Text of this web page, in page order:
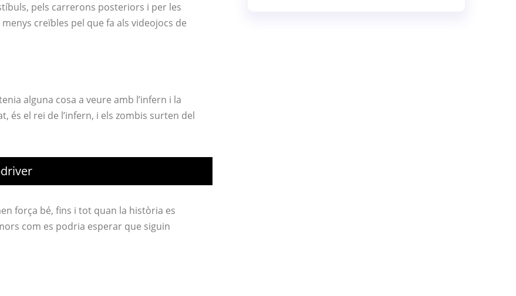
pels carrerons posteriors i per les
creïbles pel que fa als videojocs de
alguna cosa a veure amb l’infern i la
és el rei de l’infern, i els zombis surten del
força bé, fins i tot quan la història es
com es podria esperar que siguin